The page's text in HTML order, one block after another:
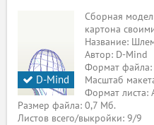
D-Mind
Сборная
картона
Название:
Автор: D-Mind
Формат файла:
Масштаб
Формат листа:
Размер файла: 0,7 Мб.
Листов всего/выкройки: 9/9